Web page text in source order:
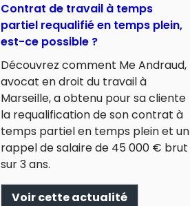
Contrat de travail à temps
partiel requalifié en temps plein,
est-ce possible ?
Découvrez comment Me Andraud,
avocat en droit du travail à
Marseille, a obtenu pour sa cliente
la requalification de son contrat à
temps partiel en temps plein et un
rappel de salaire de 45 000 € brut
sur 3 ans.
Voir cette actualité